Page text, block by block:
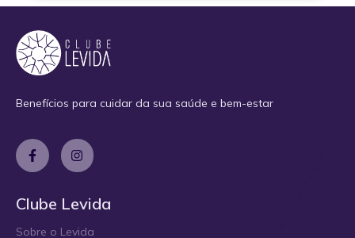
Benefícios para cuidar da sua saúde e bem-estar
Clube Levida
Sobre o Levida